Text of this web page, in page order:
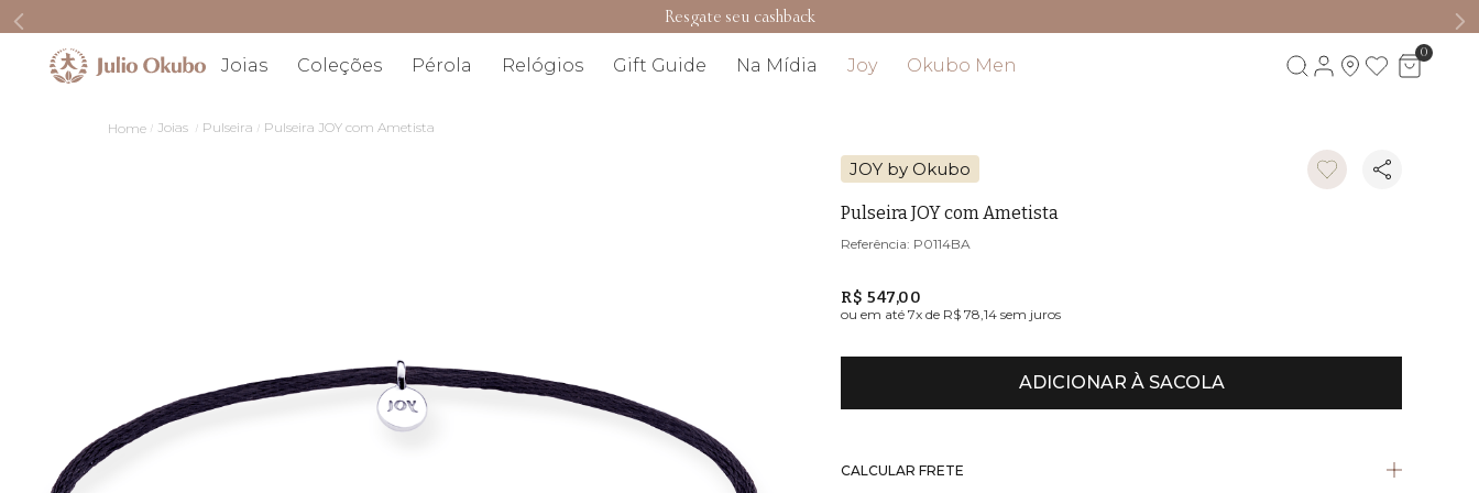
Resgate seu cashback
Joias Coleções Pérola Relógios Gift Guide Na Mídia Joy Okubo Men
0
Joias Pulseira Pulseira JOY com Ametista
JOY by Okubo
Pulseira JOY com Ametista
P0114BA
R$ 547,00
ou em até7x de R$ 78,14 sem juros
ADICIONAR À SACOLA
CALCULAR FRETE